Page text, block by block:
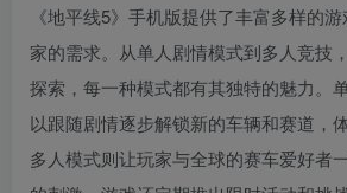
《地平线5》手机版提供了丰富多样的
家的需求。从单人剧情模式到多人竞技
探索，每一种模式都有其独特的魅力。
以跟随剧情逐步解锁新的车辆和赛道，
多人模式则让玩家与全球的赛车爱好者